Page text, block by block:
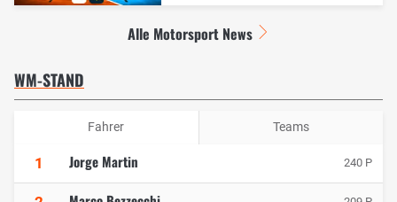
Alle Motorsport News
WM-STAND
Fahrer Teams
1 Jorge Martin 240 P